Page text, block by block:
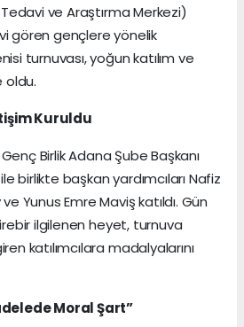
Tedavi ve Araştırma Merkezi)
gören gençlere yönelik
turnuvası, yoğun katılım ve
oldu.
Kuruldu
Birlik Adana Şube Başkanı
birlikte başkan yardımcıları Nafiz
Yunus Emre Maviş katıldı. Gün
ilgilenen heyet, turnuva
katılımcılara madalyalarını
Moral Şart”